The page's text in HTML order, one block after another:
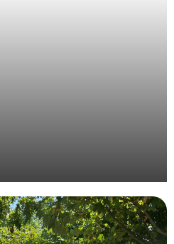
pour le laboratoire
à Paris